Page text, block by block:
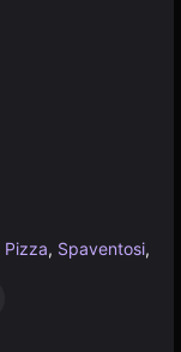
Pizza, Spaventosi,